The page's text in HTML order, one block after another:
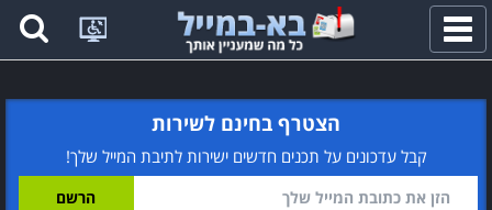
פתח
תפריט
הצטרף בחינם לשירות
קבל עדכונים על תכנים חדשים ישירות לתיבת המייל שלך!